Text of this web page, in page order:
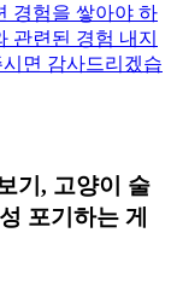
경험을 쌓아야 하
관련된 경험 내지
면 감사드리겠습
기, 고양이 술
포기하는 게